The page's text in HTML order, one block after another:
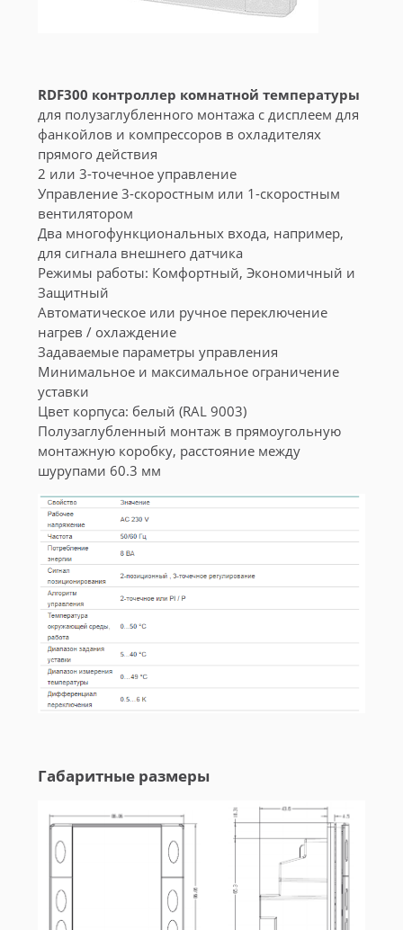
RDF300 контроллер комнатной температуры
для полузаглубленного монтажа с дисплеем для
фанкойлов и компрессоров в охладителях
прямого действия
2 или 3-точечное управление
Управление 3-скоростным или 1-скоростным
вентилятором
Два многофункциональных входа, например,
для сигнала внешнего датчика
Режимы работы: Комфортный, Экономичный и
Защитный
Автоматическое или ручное переключение
нагрев / охлаждение
Задаваемые параметры управления
Минимальное и максимальное ограничение
уставки
Цвет корпуса: белый (RAL 9003)
Полузаглубленный монтаж в прямоугольную
монтажную коробку, расстояние между
шурупами 60.3 мм
Габаритные размеры